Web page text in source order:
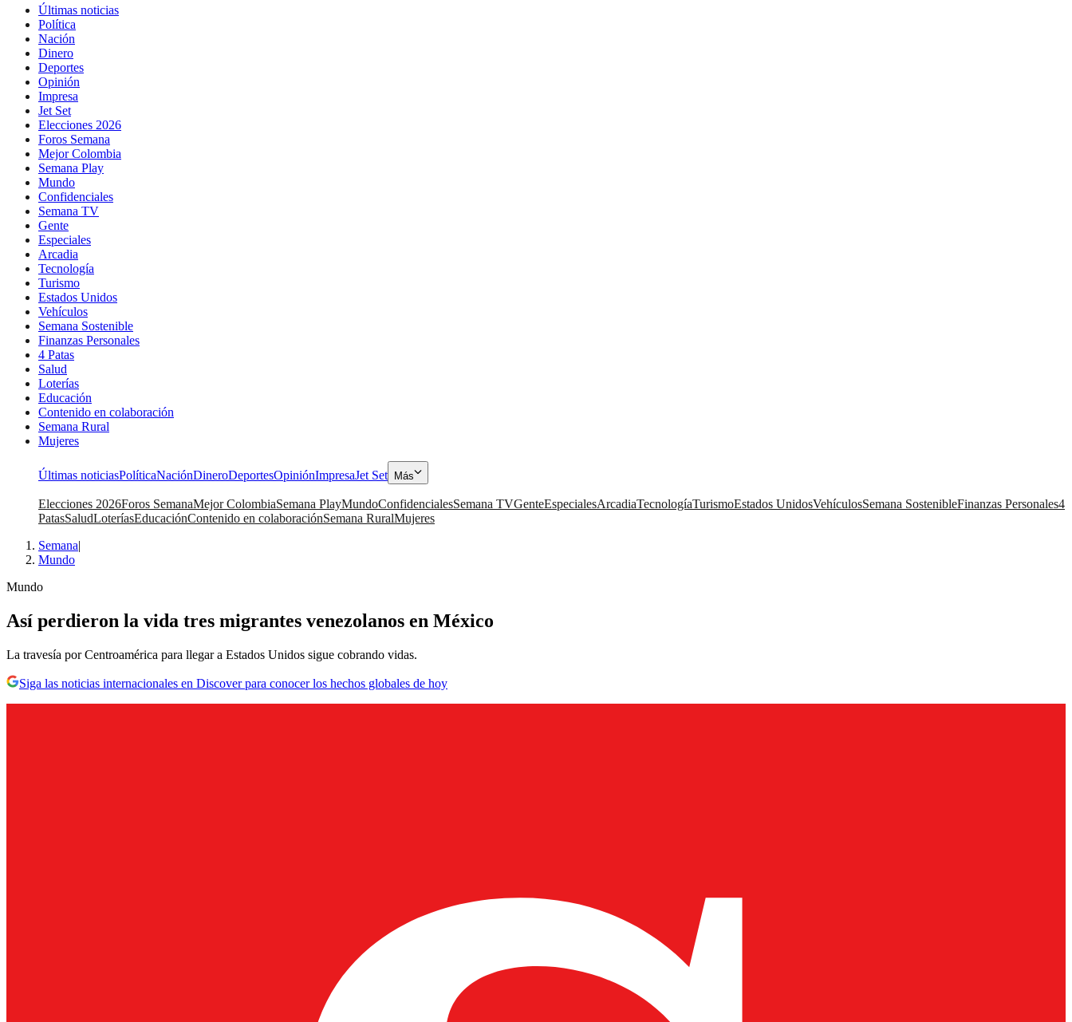
Últimas noticias
Política
Nación
Dinero
Deportes
Opinión
Impresa
Jet Set
Elecciones 2026
Foros Semana
Mejor Colombia
Semana Play
Mundo
Confidenciales
Semana TV
Gente
Especiales
Arcadia
Tecnología
Turismo
Estados Unidos
Vehículos
Semana Sostenible
Finanzas Personales
4 Patas
Salud
Loterías
Educación
Contenido en colaboración
Semana Rural
Mujeres
Últimas noticiasPolíticaNaciónDineroDeportesOpiniónImpresaJet Set Más
Elecciones 2026Foros SemanaMejor ColombiaSemana PlayMundoConfidencialesSemana TVGenteEspecialesArcadiaTecnologíaTurismoEstados UnidosVehículosSemana SostenibleFinanzas Personales4
PatasSaludLoteríasEducaciónContenido en colaboraciónSemana RuralMujeres
Semana|
Mundo
Mundo
Así perdieron la vida tres migrantes venezolanos en México
La travesía por Centroamérica para llegar a Estados Unidos sigue cobrando vidas.
Siga las noticias internacionales en Discover para conocer los hechos globales de hoy